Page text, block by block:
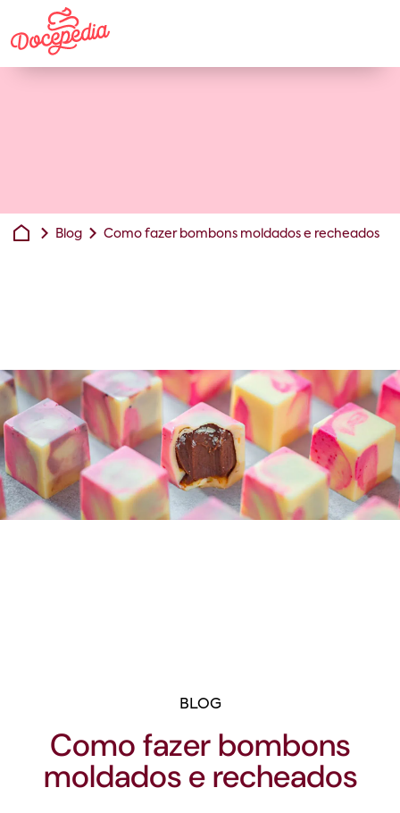
Blog Como fazer bombons moldados e recheados
BLOG
Como fazer bombons
moldados e recheados